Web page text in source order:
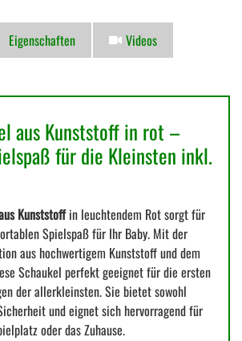
Eigenschaften
Videos
aus Kunststoff in rot –
für die Kleinsten inkl.
Kunststoffin leuchtendem Rot sorgt für
Spielspaß für Ihr Baby. Mit der
aus hochwertigem Kunststoff und dem
Schaukel perfekt geeignet für die ersten
der allerkleinsten. Sie bietet sowohl
und eignet sich hervorragend für
oder das Zuhause.